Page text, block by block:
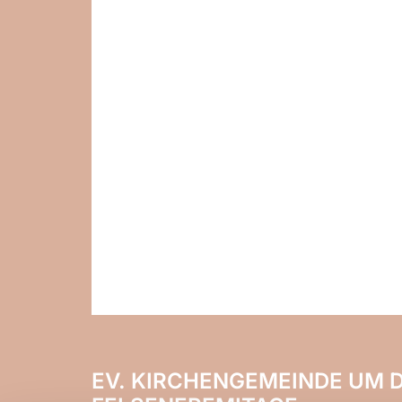
EV. KIRCHENGEMEINDE UM